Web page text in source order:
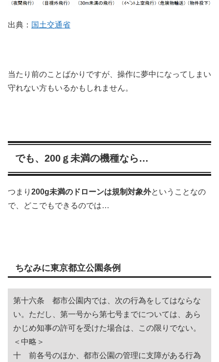
出典： 国土交通省
当たり前のことばかりですが、操作に夢中になってしまい
守れない方もいるかもしれません。
でも、200ｇ未満の機種なら…
つまり 200g未満のドローンは規制対象外ということなの
で、どこでもできるのでは…
ちなみに東京都立公園条例
第十六条 都市公園内では、次の行為をしてはならな
い。ただし、第一号から第七号までについては、あら
かじめ知事の許可を受けた場合は、この限りでない。
＜中略＞
十 前各号のほか、都市公園の管理に支障がある行為